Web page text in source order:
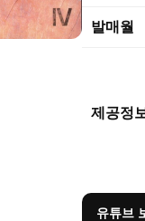
발매월
제공정
유튜브